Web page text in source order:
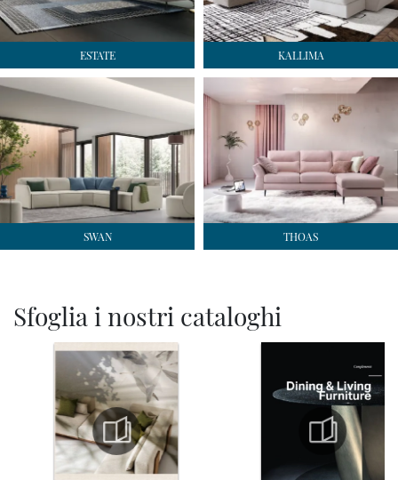
ESTATE KALLIMA
SWAN THOAS
Sfoglia i nostri cataloghi